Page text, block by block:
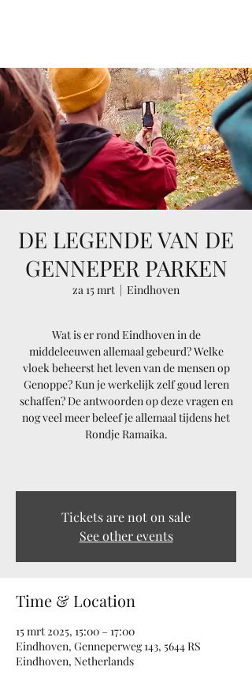
DE LEGENDE VAN DE
GENNEPER PARKEN
za 15 mrt
  |
Eindhoven
Wat is er rond Eindhoven in de
middeleeuwen allemaal gebeurd? Welke
vloek beheerst het leven van de mensen op
Genoppe? Kun je werkelijk zelf goud leren
schaffen? De antwoorden op deze vragen en
nog veel meer beleef je allemaal tijdens het
Rondje Ramaika.
Tickets are not on sale
See other events
Time & Location
15 mrt 2025, 15:00 – 17:00
Eindhoven, Genneperweg 143, 5644 RS
Eindhoven, Netherlands